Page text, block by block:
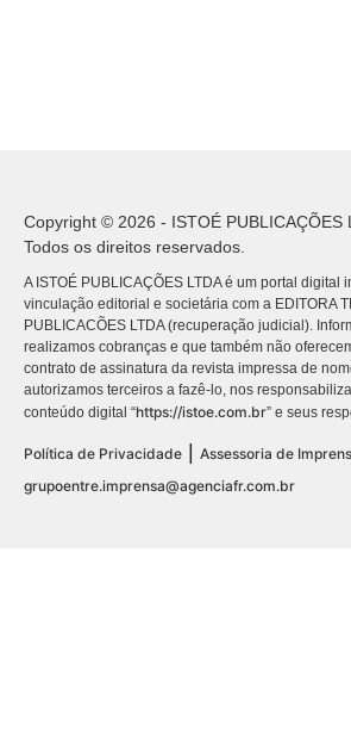
Copyright © 2026 - ISTOÉ PUBLICAÇÕES
Todos os direitos reservados.
A ISTOÉ PUBLICAÇÕES LTDA é um portal digital
vinculação editorial e societária com a EDITORA
PUBLICACÕES LTDA (recuperação judicial).
realizamos cobranças e que também não
contrato de assinatura da revista impressa de
autorizamos terceiros a fazê-lo, nos
conteúdo digital “https://istoe.com.br” e seus
Política de Privacidade
Assessoria de
grupoentre.imprensa@agenciafr.com.br